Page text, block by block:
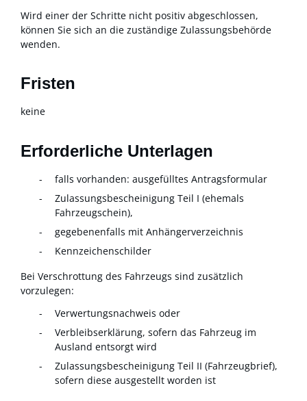
Wird einer der Schritte nicht positiv abgeschlossen,
können Sie sich an die zuständige Zulassungsbehörde
wenden.
Fristen
keine
Erforderliche Unterlagen
falls vorhanden: ausgefülltes Antragsformular
Zulassungsbescheinigung Teil I (ehemals
Fahrzeugschein),
gegebenenfalls mit Anhängerverzeichnis
Kennzeichenschilder
Bei Verschrottung des Fahrzeugs sind zusätzlich
vorzulegen:
Verwertungsnachweis oder
Verbleibserklärung, sofern das Fahrzeug im
Ausland entsorgt wird
Zulassungsbescheinigung Teil II (Fahrzeugbrief),
sofern diese ausgestellt worden ist